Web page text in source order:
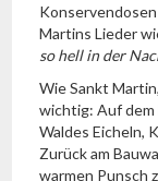
Martins Lieder
so hell in der
Wie Sankt
wichtig: Auf
Waldes Eicheln,
Zurück am
warmen Punsch